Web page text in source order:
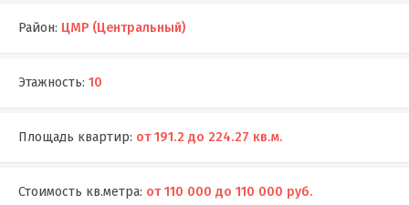
Район: ЦМР (Центральный)
Этажность: 10
Площадь квартир: от 191.2 до 224.27 кв.м.
Стоимость кв.метра: от 110 000 до 110 000 руб.